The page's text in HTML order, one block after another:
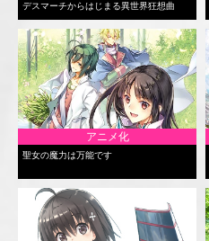
デスマーチからはじまる異世界狂想曲
アニメ化
聖女の魔力は万能です